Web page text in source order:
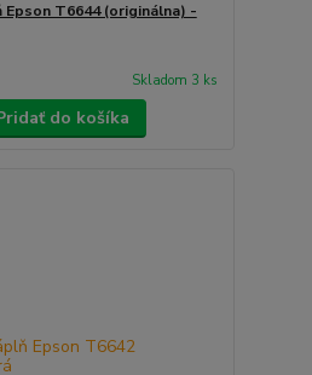
T6644 (originálna) -
Skladom 3 ks
do košíka